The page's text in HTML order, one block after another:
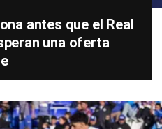
antes que el Real
una oferta